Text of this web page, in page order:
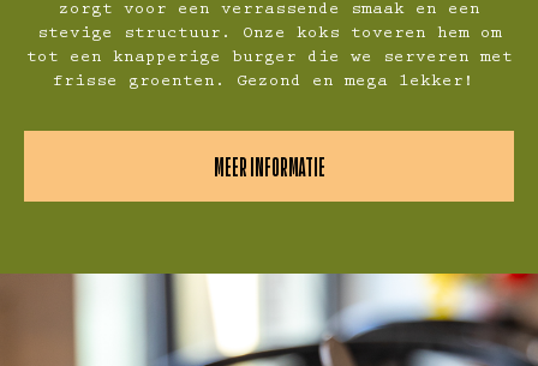
zorgt voor een verrassende smaak en een
stevige structuur. Onze koks toveren hem om
tot een knapperige burger die we serveren met
frisse groenten. Gezond en mega lekker!
MEER INFORMATIE